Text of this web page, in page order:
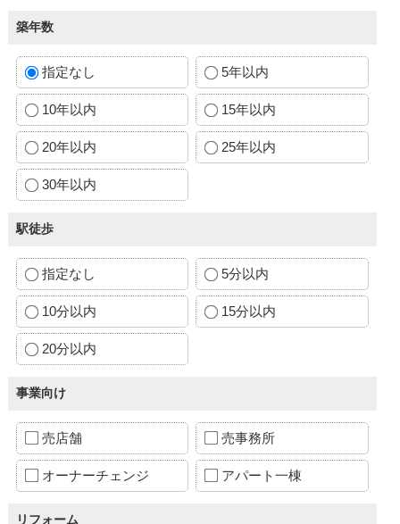
築年数
指定なし 5年以内
10年以内 15年以内
20年以内 25年以内
30年以内
駅徒歩
指定なし 5分以内
10分以内 15分以内
20分以内
事業向け
売店舗 売事務所
オーナーチェンジ アパート一棟
リフォーム